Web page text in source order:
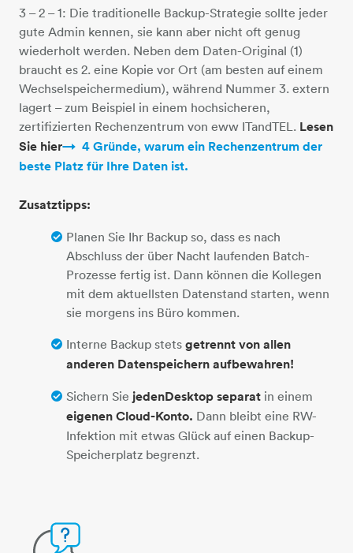
3 – 2 – 1: Die traditionelle Backup-Strategie sollte jeder
gute Admin kennen, sie kann aber nicht oft genug
wiederholt werden. Neben dem Daten-Original (1)
braucht es 2. eine Kopie vor Ort (am besten auf einem
Wechselspeichermedium), während Nummer 3. extern
lagert – zum Beispiel in einem hochsicheren,
zertifizierten Rechenzentrum von eww ITandTEL. Lesen
Sie hier
4 Gründe, warum ein Rechenzentrum der
beste Platz für Ihre Daten ist.
Zusatztipps:
Planen Sie Ihr Backup so, dass es nach
Abschluss der über Nacht laufenden Batch-
Prozesse fertig ist. Dann können die Kollegen
mit dem aktuellsten Datenstand starten, wenn
sie morgens ins Büro kommen.
Interne Backup stets getrennt von allen
anderen Datenspeichern aufbewahren!
Sichern Sie jedenDesktop separat in einem
eigenen Cloud-Konto. Dann bleibt eine RW-
Infektion mit etwas Glück auf einen Backup-
Speicherplatz begrenzt.